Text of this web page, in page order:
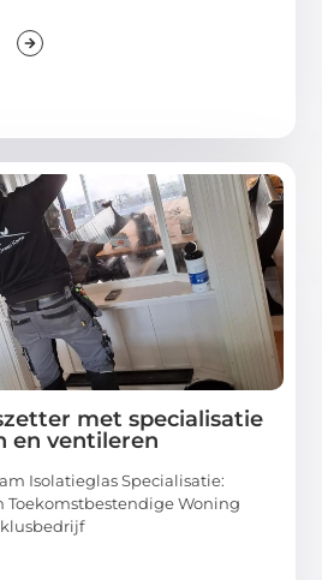
met specialisatie
en ventileren
Isolatieglas Specialisatie:
Toekomstbestendige Woning